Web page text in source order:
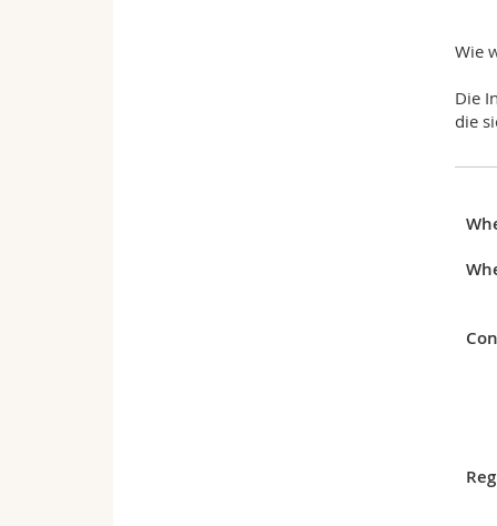
Wie
Die
die